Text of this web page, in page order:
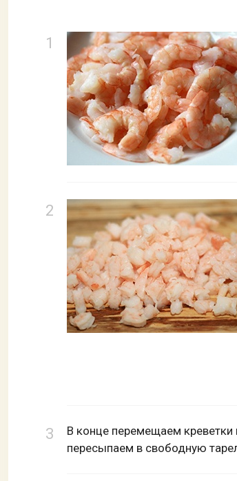
В конце перемещаем
пересыпаем в свободную